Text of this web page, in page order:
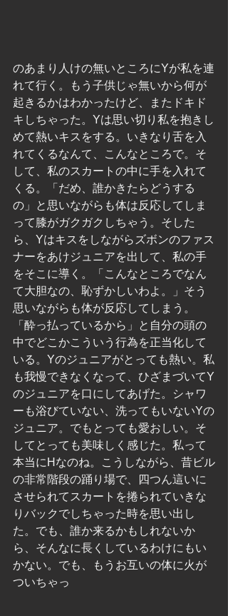
のあまり人けの無いところにYが私を連
れて行く。もう子供じゃ無いから何が
起きるかはわかったけど、またドキド
キしちゃった。Yは思い切り私を抱きし
めて熱いキスをする。いきなり舌を入
れてくるなんて、こんなところで。そ
して、私のスカートの中に手を入れて
くる。「だめ、誰かきたらどうする
の」と思いながらも体は反応してしま
って膝がガクガクしちゃう。そした
ら、Yはキスをしながらズボンのファス
ナーをあけジュニアを出して、私の手
をそこに導く。「こんなところでなん
て大胆なの、恥ずかしいわよ。」そう
思いながらも体が反応してしまう。
「酔っ払っているから」と自分の頭の
中でどこかこういう行為を正当化して
いる。Yのジュニアがとっても熱い。私
も我慢できなくなって、ひざまづいてY
のジュニアを口にしてあげた。シャワ
ーも浴びていない、洗ってもいないYの
ジュニア。でもとっても愛おしい。そ
してとっても美味しく感じた。私って
本当にHなのね。こうしながら、昔ビル
の非常階段の踊り場で、四つん這いに
させられてスカートを捲られていきな
りバックでしちゃった時を思い出し
た。でも、誰か来るかもしれないか
ら、そんなに長くしているわけにもい
かない。でも、もうお互いの体に火が
ついちゃっ